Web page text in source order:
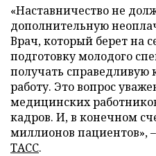
«Наставничество не
дополнительную
Врач, который берет на
подготовку молодого
получать справедливую
работу. Это вопрос
медицинских
кадров. И, в конечном
миллионов пациентов»,
ТАСС.